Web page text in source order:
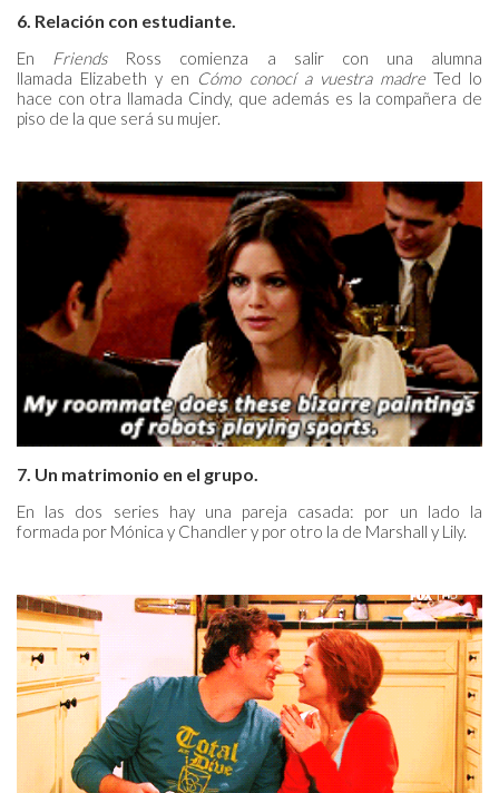
6. Relación con estudiante.
En FriendsRoss comienza a salir con una alumna
llamada Elizabeth y en Cómo conocí a vuestra madre Ted lo
hace con otra llamada Cindy, que además es la compañera de
piso de la que será su mujer.
7. Un matrimonio en el grupo.
En las dos series hay una pareja casada: por un lado la
formada por Mónica y Chandler y por otro la de Marshall y Lily.